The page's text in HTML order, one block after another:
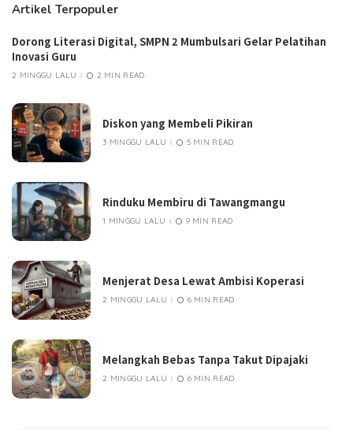
Artikel Terpopuler
Dorong Literasi Digital, SMPN 2 Mumbulsari Gelar Pelatihan
Inovasi Guru
2 MINGGU LALU 2 MIN READ
Diskon yang Membeli Pikiran
3 MINGGU LALU 5 MIN READ
Rinduku Membiru di Tawangmangu
1 MINGGU LALU 9 MIN READ
Menjerat Desa Lewat Ambisi Koperasi
2 MINGGU LALU 6 MIN READ
Melangkah Bebas Tanpa Takut Dipajaki
2 MINGGU LALU 6 MIN READ